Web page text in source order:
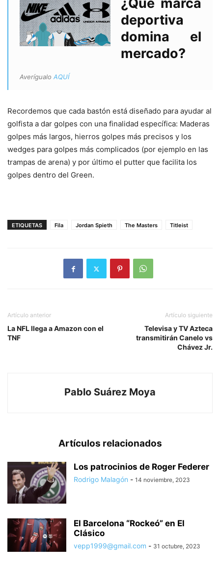
¿Qué marca
deportiva
domina el
mercado?
Averígualo AQUÍ
Recordemos que cada bastón está diseñado para ayudar al
golfista a dar golpes con una finalidad específica: Maderas
golpes más largos, hierros golpes más precisos y los
wedges para golpes más complicados (por ejemplo en las
trampas de arena) y por último el putter que facilita los
golpes dentro del Green.
ETIQUETAS Fila Jordan Spieth The Masters Titleist
Artículo anterior
La NFL llega a Amazon con el
TNF
Artículo siguiente
Televisa y TV Azteca
transmitirán Canelo vs
Chávez Jr.
Pablo Suárez Moya
Artículos relacionados
Los patrocinios de Roger Federer
Rodrigo Malagón - 14 noviembre, 2023
El Barcelona “Rockeó” en El
Clásico
vepp1999@gmail.com - 31 octubre, 2023